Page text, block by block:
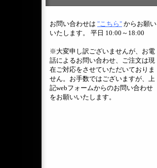
お問い合わせは "こちら" からお願い
いたします。 平日 10:00～18:00
※大変申し訳ございませんが、お電
話によるお問い合わせ、ご注文は現
在ご対応をさせていただいておりま
せん。お手数ではございますが、上
記webフォームからのお問い合わせ
をお願いいたします。